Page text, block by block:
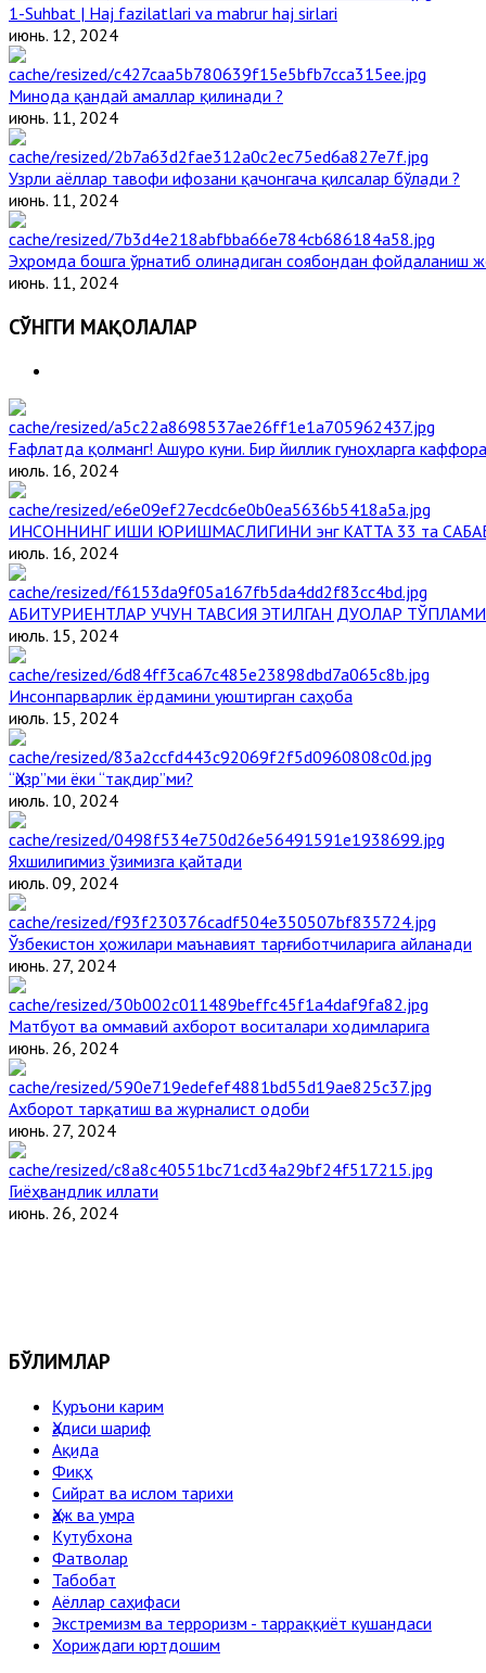
1-Suhbat | Haj fazilatlari va mabrur haj sirlari
июнь. 12, 2024
Минода қандай амаллар қилинади ?
июнь. 11, 2024
Узрли аёллар тавофи ифозани қачонгача қилсалар бўлади ?
июнь. 11, 2024
Эҳромда бошга ўрнатиб олинадиган соябондан фойдаланиш
июнь. 11, 2024
СЎНГГИ МАҚОЛАЛАР
Ғафлатда қолманг! Ашуро куни. Бир йиллик гуноҳларга
июль. 16, 2024
ИНСОННИНГ ИШИ ЮРИШМАСЛИГИНИ энг КАТТА 33 та
июль. 16, 2024
АБИТУРИЕНТЛАР УЧУН ТАВСИЯ ЭТИЛГАН ДУОЛАР ТЎПЛАМИ
июль. 15, 2024
Инсонпарварлик ёрдамини уюштирган саҳоба
июль. 15, 2024
“Ҳизр”ми ёки “тақдир”ми?
июль. 10, 2024
Яхшилигимиз ўзимизга қайтади
июль. 09, 2024
Ўзбекистон ҳожилари маънавият тарғиботчиларига айланади
июнь. 27, 2024
Матбуот ва оммавий ахборот воситалари ходимларига
июнь. 26, 2024
Ахборот тарқатиш ва журналист одоби
июнь. 27, 2024
Гиёҳвандлик иллати
июнь. 26, 2024
БЎЛИМЛАР
Қуръони карим
Ҳадиси шариф
Ақида
Фиқҳ
Сийрат ва ислом тарихи
Ҳаж ва умра
Кутубхона
Фатволар
Табобат
Аёллар саҳифаси
Экстремизм ва терроризм - тарраққиёт кушандаси
Хориждаги юртдошим